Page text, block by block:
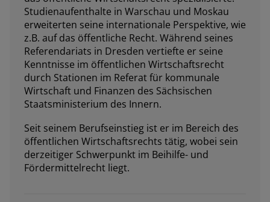
Studienaufenthalte in Warschau und Moskau
erweiterten seine internationale Perspektive, wie
z.B. auf das öffentliche Recht. Während seines
Referendariats in Dresden vertiefte er seine
Kenntnisse im öffentlichen Wirtschaftsrecht
durch Stationen im Referat für kommunale
Wirtschaft und Finanzen des Sächsischen
Staatsministerium des Innern.
Seit seinem Berufseinstieg ist er im Bereich des
öffentlichen Wirtschaftsrechts tätig, wobei sein
derzeitiger Schwerpunkt im Beihilfe- und
Fördermittelrecht liegt.